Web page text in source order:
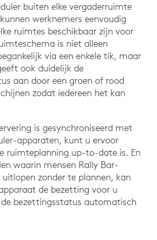
buiten elke vergaderruimte
werknemers eenvoudig
ruimtes beschikbaar zijn voor
is niet alleen
via een enkele tik, maar
ook duidelijk de
aan door een groen of rood
zodat iedereen het kan
is gesynchroniseerd met
apparaten, kunt u ervoor
ruimteplanning up-to-date is. En
waarin mensen Rally Bar-
zonder te plannen, kan
de bezetting voor u
bezettingsstatus automatisch